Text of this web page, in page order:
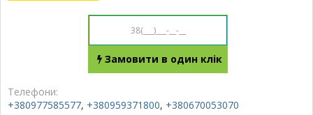
Замовити в один клік
Телефони:
+380977585577, +380959371800, +380670053070